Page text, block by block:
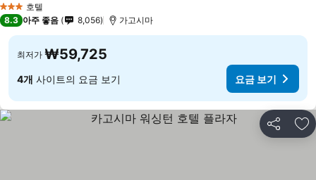
3 성급 호텔
8.3 아주 좋음 8,056 가고시마
최저가 ₩59,725
4개 사이트의 요금 보기 요금 보기
공유 즐